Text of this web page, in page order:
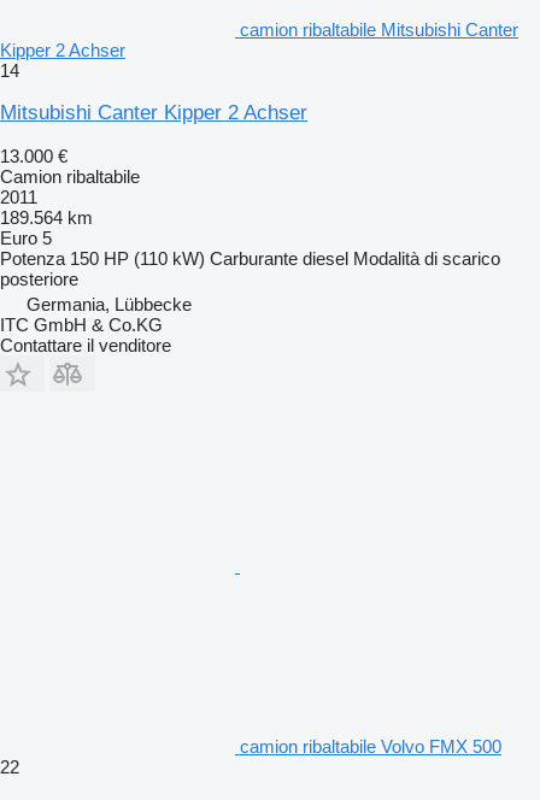
camion ribaltabile Mitsubishi Canter
Kipper 2 Achser
14
Mitsubishi Canter Kipper 2 Achser
13.000 €
Camion ribaltabile
2011
189.564 km
Euro 5
Potenza 150 HP (110 kW) Carburante diesel Modalità di scarico
posteriore
Germania, Lübbecke
ITC GmbH & Co.KG
Contattare il venditore
camion ribaltabile Volvo FMX 500
22